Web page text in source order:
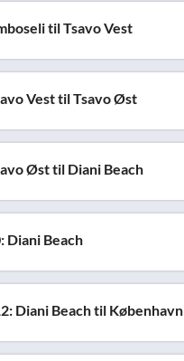
til Tsavo Vest
Vest til Tsavo Øst
Øst til Diani Beach
Diani Beach
Diani Beach til København